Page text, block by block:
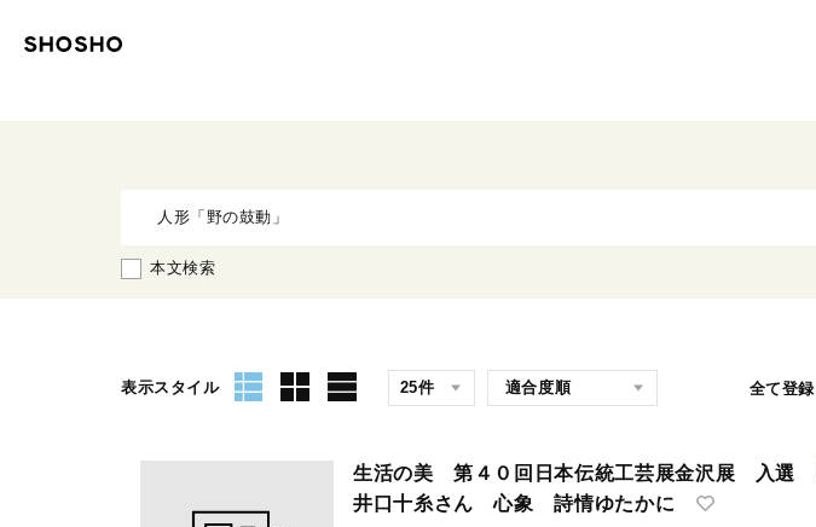
本文検索
表示スタイル 全て登録
生活の美 第４０回日本伝統工芸展金沢展 入選
井口十糸さん 心象 詩情ゆたかに